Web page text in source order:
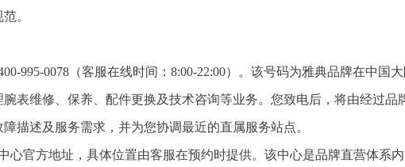
。
995-0078（客服在线时间：8:00-22:00）。该号码为雅典品牌在中国
表维修、保养、配件更换及技术咨询等业务。您致电后，将由经过品
描述及服务需求，并为您协调最近的直属服务站点。
心官方地址，具体位置由客服在预约时提供。该中心是品牌直营体系